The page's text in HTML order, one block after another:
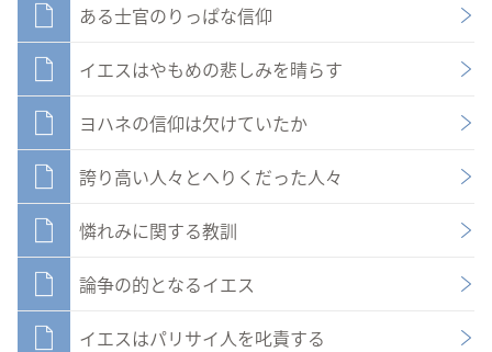
ある士官のりっぱな信仰
イエスはやもめの悲しみを晴らす
ヨハネの信仰は欠けていたか
誇り高い人々とへりくだった人々
憐れみに関する教訓
論争の的となるイエス
イエスはパリサイ人を叱責する